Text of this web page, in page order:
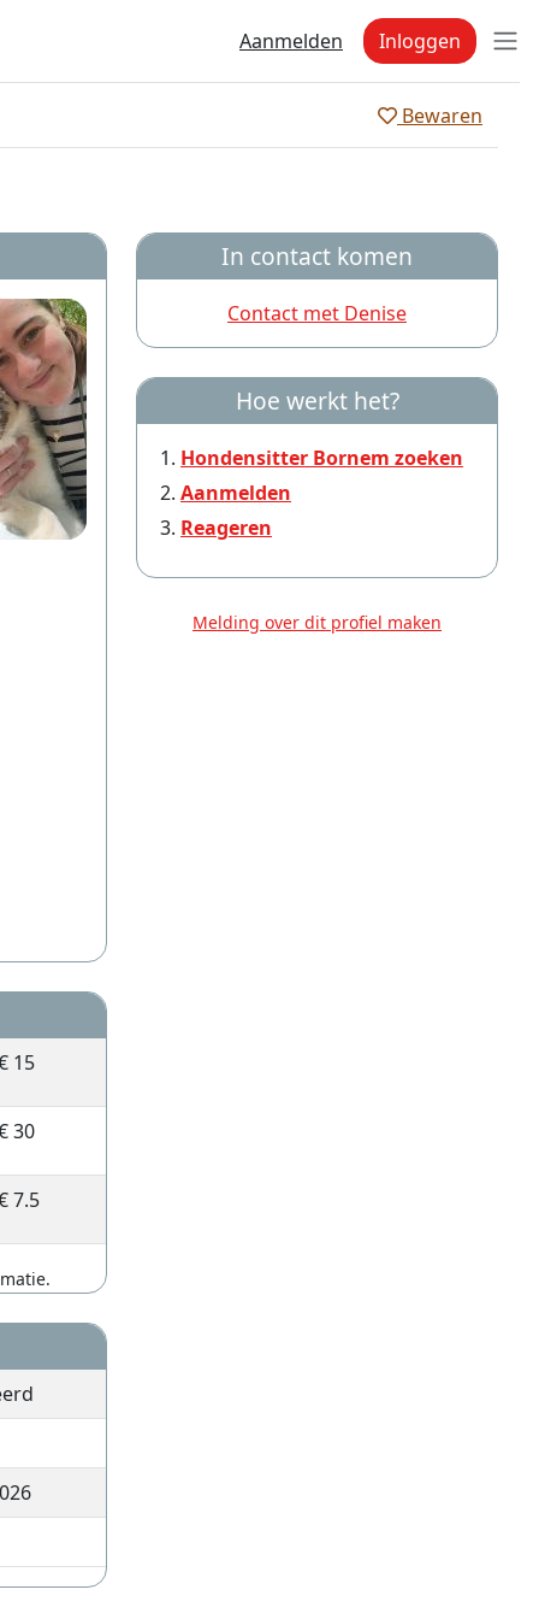
Aanmelden Inloggen
Bewaren
15
30
7.5
In contact komen
Contact met Denise
Hoe werkt het?
Hondensitter Bornem zoeken
Aanmelden
Reageren
Melding over dit profiel maken